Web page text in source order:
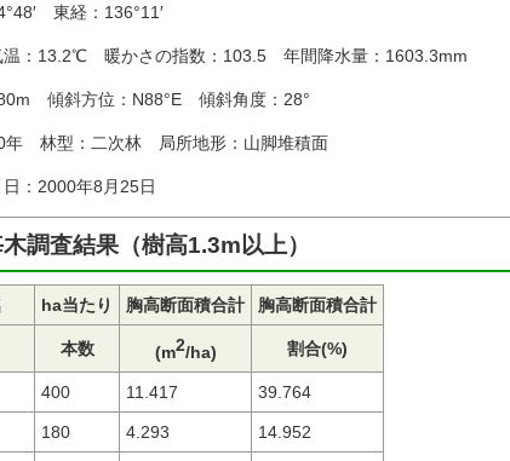
東経：136°11′
温：13.2℃ 暖かさの指数：103.5 年間降水量：1603.3mm
傾斜方位：N88°E 傾斜角度：28°
年 林型：二次林 局所地形：山脚堆積面
：2000年8月25日
調査結果（樹高1.3m以上）
ha当たり 胸高断面積合計 胸高断面積合計
本数 (m2/ha) 割合(%)
400 11.417 39.764
180 4.293 14.952